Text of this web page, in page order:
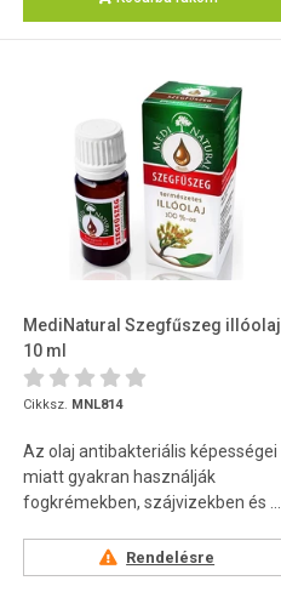
MediNatural Szegfűszeg illóolaj
10 ml
Cikksz. MNL814
Az olaj antibakteriális képességei
miatt gyakran használják
fogkrémekben, szájvizekben és ...
Rendelésre